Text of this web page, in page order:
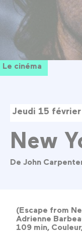
Le cinéma
Jeudi 15
New
De John
(Escape from
Adrienne
109 min,